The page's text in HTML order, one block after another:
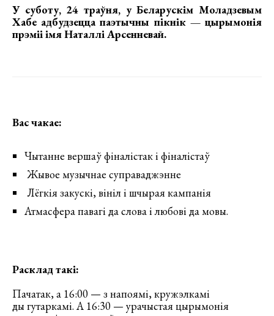
У суботу, 24 траўня, у Беларускім Моладзевым
Хабе адбудзеццапаэтычны пікнік — цырымонія
прэміі імя Наталлі Арсенневай.
Вас чакае:
Чытанне вершаў фіналістак і фіналістаў
Жывое музычнае суправаджэнне
Лёгкія закускі, вініл і шчырая кампанія
Атмасфера павагі да слова і любові да мовы.
Расклад такі:
Пачатак, а 16:00 — з напоямі, кружэлкамі
ды гутаркамі. А 16:30 — урачыстая цырымонія